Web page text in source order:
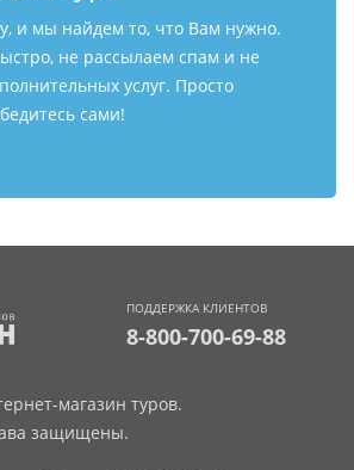
и мы найдем то, что Вам нужно.
не рассылаем спам и не
услуг. Просто
сами!
ПОДДЕРЖКА КЛИЕНТОВ
8-800-700-69-88
магазин туров.
защищены.